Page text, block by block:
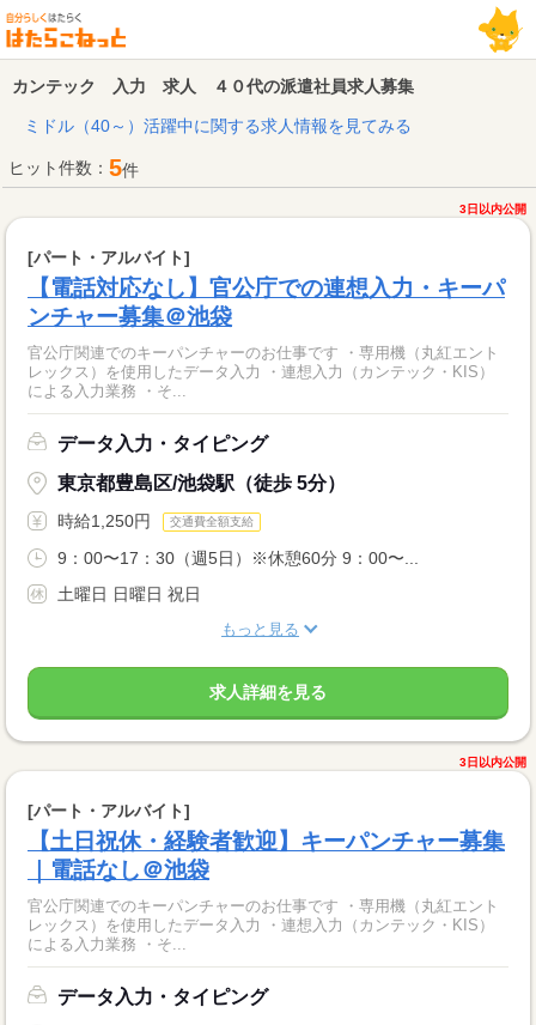
カンテック 入力 求人 ４０代の派遣社員求人募集
ミドル（40～）活躍中に関する求人情報を見てみる
ヒット件数： 5件
3日以内公開
[パート・アルバイト]
【電話対応なし】官公庁での連想入力・キーパ
ンチャー募集＠池袋
官公庁関連でのキーパンチャーのお仕事です ・専用機（丸紅エント
レックス）を使用したデータ入力 ・連想入力（カンテック・KIS）
による入力業務 ・そ...
データ入力・タイピング
東京都豊島区/池袋駅（徒歩 5分）
時給1,250円 交通費全額支給
9：00〜17：30（週5日）※休憩60分 9：00〜...
土曜日 日曜日 祝日
もっと見る
求人詳細を見る
3日以内公開
[パート・アルバイト]
【土日祝休・経験者歓迎】キーパンチャー募集
｜電話なし＠池袋
官公庁関連でのキーパンチャーのお仕事です ・専用機（丸紅エント
レックス）を使用したデータ入力 ・連想入力（カンテック・KIS）
による入力業務 ・そ...
データ入力・タイピング